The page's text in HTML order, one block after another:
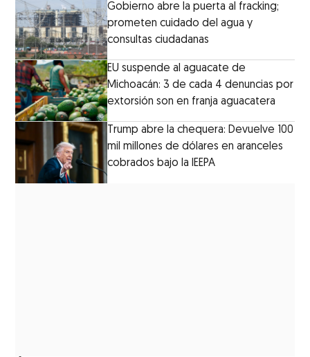
Gobierno abre la puerta al fracking;
prometen cuidado del agua y
consultas ciudadanas
EU suspende al aguacate de
Michoacán: 3 de cada 4 denuncias por
extorsión son en franja aguacatera
Trump abre la chequera: Devuelve 100
mil millones de dólares en aranceles
cobrados bajo la IEEPA